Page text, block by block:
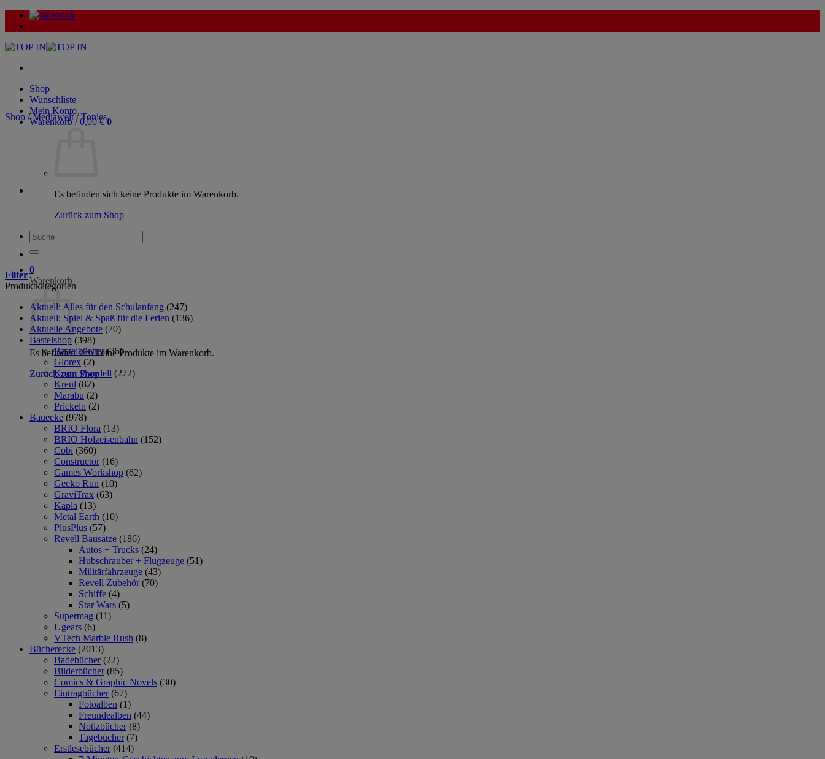
Zum
Inhalt
Shop
Wunschliste
Mein Konto
Warenkorb /0,00€ 0
Es befinden sich keine Produkte im Warenkorb.
Zurück zum Shop
Suche
nach:
0
Warenkorb
Es befinden sich keine Produkte im Warenkorb.
Zurück zum Shop
Shop / Mediawelt / Tonies
Filter
Produktkategorien
Aktuell: Alles für den Schulanfang (247)
Aktuell: Spiel & Spaß für die Ferien (136)
Aktuelle Angebote (70)
Bastelshop (398)
Bastelbücher (35)
Glorex (2)
Knorr Prandell (272)
Kreul (82)
Marabu (2)
Prickeln (2)
Bauecke (978)
BRIO Flora (13)
BRIO Holzeisenbahn (152)
Cobi (360)
Constructor (16)
Games Workshop (62)
Gecko Run (10)
GraviTrax (63)
Kapla (13)
Metal Earth (10)
PlusPlus (57)
Revell Bausätze (186)
Autos + Trucks (24)
Hubschrauber + Flugzeuge (51)
Militärfahrzeuge (43)
Revell Zubehör (70)
Schiffe (4)
Star Wars (5)
Supermag (11)
Ugears (6)
VTech Marble Rush (8)
Bücherecke (2013)
Badebücher (22)
Bilderbücher (85)
Comics & Graphic Novels (30)
Eintragbücher (67)
Fotoalben (1)
Freundealben (44)
Notizbücher (8)
Tagebücher (7)
Erstlesebücher (414)